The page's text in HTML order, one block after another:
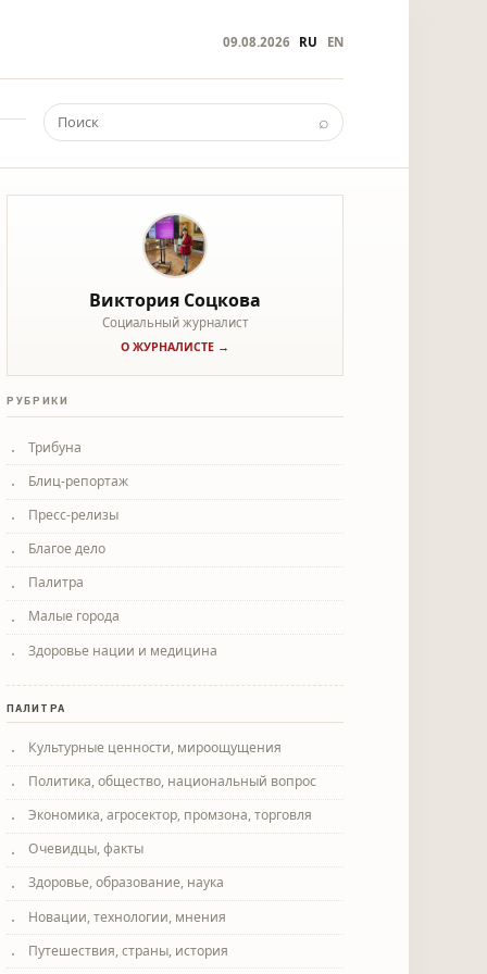
09.08.2026 RU EN
⌕
Виктория Соцкова
Социальный журналист
О ЖУРНАЛИСТЕ →
РУБРИКИ
Трибуна
Блиц-репортаж
Пресс-релизы
Благое дело
Палитра
Малые города
Здоровье нации и медицина
ПАЛИТРА
Культурные ценности, мироощущения
Политика, общество, национальный вопрос
Экономика, агросектор, промзона, торговля
Очевидцы, факты
Здоровье, образование, наука
Новации, технологии, мнения
Путешествия, страны, история